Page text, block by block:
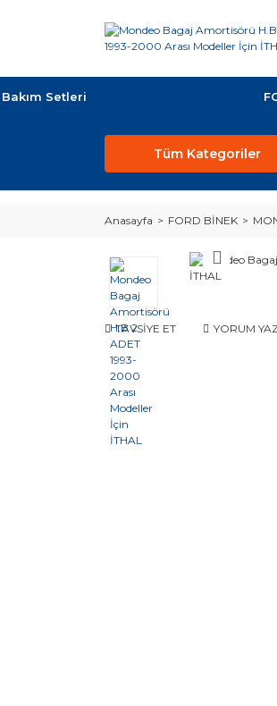
Bakım Setleri
Tüm Kategoriler
Anasayfa FORD BİNEK
TAVSİYE ET YORUM